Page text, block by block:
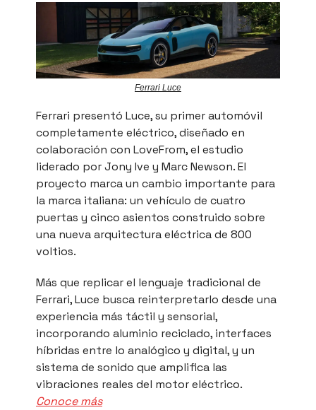
Ferrari Luce
Ferrari presentó Luce, su primer automóvil
completamente eléctrico, diseñado en
colaboración con LoveFrom, el estudio
liderado por Jony Ive y Marc Newson. El
proyecto marca un cambio importante para
la marca italiana: un vehículo de cuatro
puertas y cinco asientos construido sobre
una nueva arquitectura eléctrica de 800
voltios.
Más que replicar el lenguaje tradicional de
Ferrari, Luce busca reinterpretarlo desde una
experiencia más táctil y sensorial,
incorporando aluminio reciclado, interfaces
híbridas entre lo analógico y digital, y un
sistema de sonido que amplifica las
vibraciones reales del motor eléctrico.
Conoce más